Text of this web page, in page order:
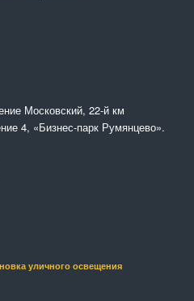
Московский, 22-й км
4, «Бизнес-парк Румянцево».
уличного освещения